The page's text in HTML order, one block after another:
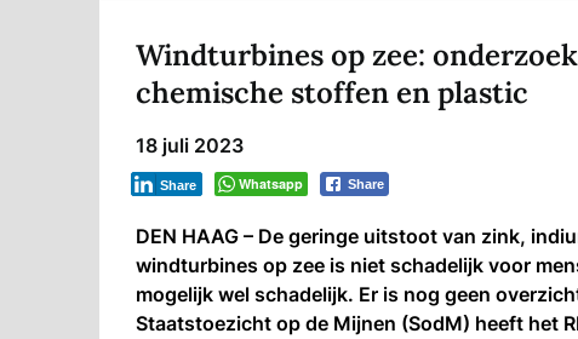
Windturbines op zee:
chemische stoffen en plastic
18 juli 2023
Whatsapp Share
Share
DEN HAAG – De geringe uitstoot van zink,
windturbines op zee is niet schadelijk voor
mogelijk wel schadelijk. Er is nog geen
Staatstoezicht op de Mijnen (SodM) heeft het